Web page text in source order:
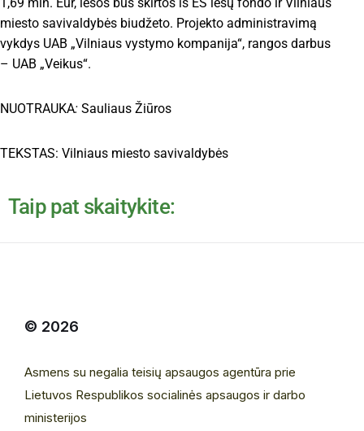
miesto savivaldybės biudžeto. Projekto administravimą
vykdys UAB „Vilniaus vystymo kompanija“, rangos darbus
– UAB „Veikus“.
NUOTRAUKA: Sauliaus Žiūros
TEKSTAS: Vilniaus miesto savivaldybės
Taip pat skaitykite:
© 2026
Asmens su negalia teisių apsaugos agentūra prie
Lietuvos Respublikos socialinės apsaugos ir darbo
ministerijos